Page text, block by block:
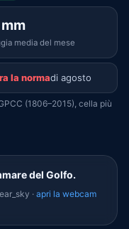
mm
media del mese
la normadi agosto
(1806–2015), cella più
del Golfo.
· apri la webcam